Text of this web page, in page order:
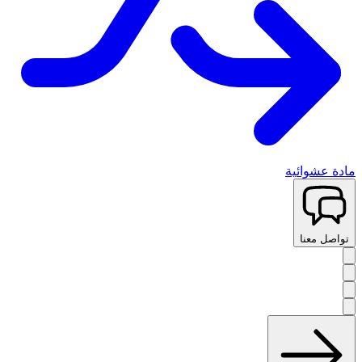
مادة عشوائية
تواصل معنا